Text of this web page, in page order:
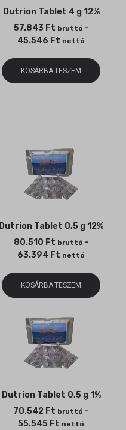
Dutrion Tablet 4 g 12%
57.843 Ft bruttó -
45.546 Ft nettó
KOSÁRBA TESZEM
Dutrion Tablet 0,5 g 12%
80.510 Ft bruttó -
63.394 Ft nettó
KOSÁRBA TESZEM
Dutrion Tablet 0,5 g 1%
70.542 Ft bruttó -
55.545 Ft nettó